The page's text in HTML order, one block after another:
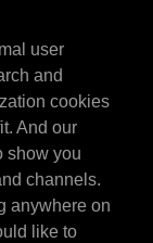
user
and
cookies
And our
show you
channels.
anywhere on
like to